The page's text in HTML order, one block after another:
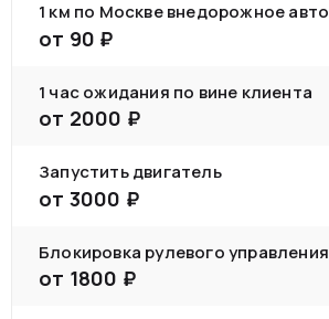
1 км по Москве внедорожное авто
от 90 ₽
1 час ожидания по вине клиента
от 2000 ₽
Запустить двигатель
от 3000 ₽
Блокировка рулевого управления
от 1800 ₽